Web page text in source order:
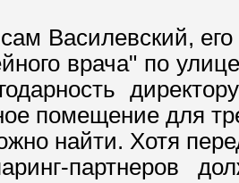
Василевский,
врача" по
помещение для
найти. Хотя
партнеров